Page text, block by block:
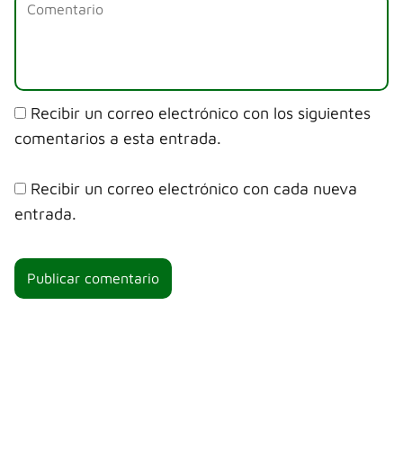
Recibir un correo electrónico con los siguientes
comentarios a esta entrada.
Recibir un correo electrónico con cada nueva
entrada.